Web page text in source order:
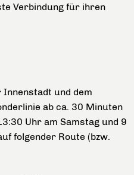
Verbindung für ihren
und dem
ab ca. 30 Minuten
Uhr am Samstag und 9
folgender Route (bzw.